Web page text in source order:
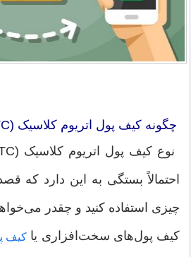
چگونه کیف پول اتریوم کلاسیک (ETC) انتخاب کنیم
احتمالاً بستگی به این دارد که
چیزی استفاده کنید و چقدر
کیف پول‌های سخت‌افزاری یا کیف